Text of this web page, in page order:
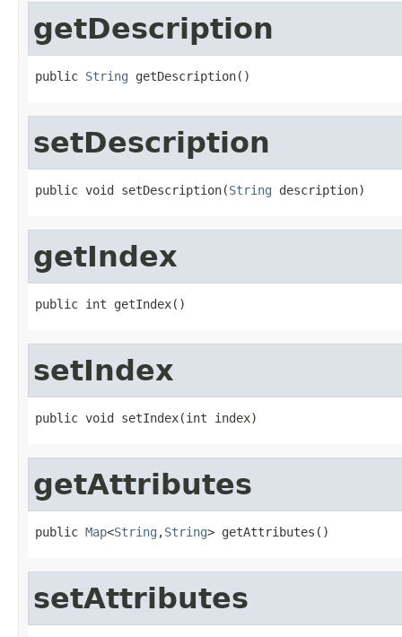
getDescription
public String getDescription()
setDescription
public void setDescription(String description)
getIndex
public int getIndex()
setIndex
public void setIndex(int index)
getAttributes
public Map<String ,String> getAttributes()
setAttributes